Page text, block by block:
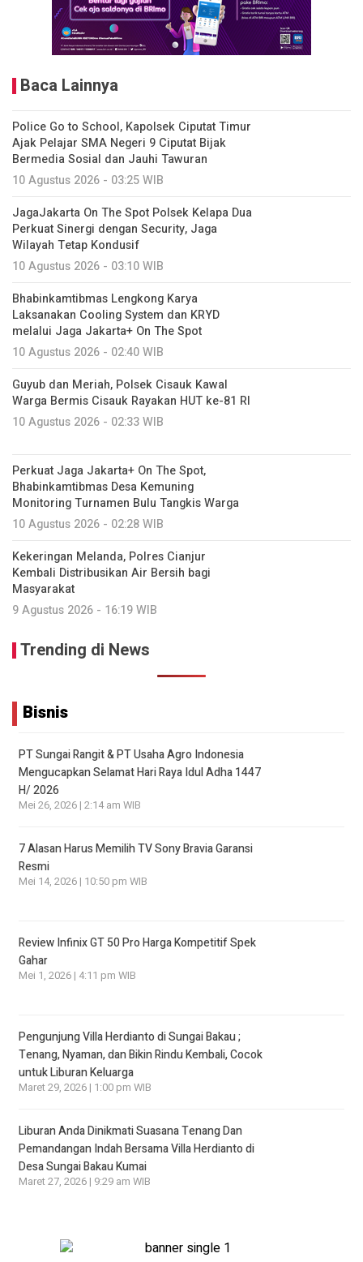
Baca Lainnya
Police Go to School, Kapolsek Ciputat Timur
Ajak Pelajar SMA Negeri 9 Ciputat Bijak
Bermedia Sosial dan Jauhi Tawuran
10 Agustus 2026 - 03:25 WIB
JagaJakarta On The Spot Polsek Kelapa Dua
Perkuat Sinergi dengan Security, Jaga
Wilayah Tetap Kondusif
10 Agustus 2026 - 03:10 WIB
Bhabinkamtibmas Lengkong Karya
Laksanakan Cooling System dan KRYD
melalui Jaga Jakarta+ On The Spot
10 Agustus 2026 - 02:40 WIB
Guyub dan Meriah, Polsek Cisauk Kawal
Warga Bermis Cisauk Rayakan HUT ke-81 RI
10 Agustus 2026 - 02:33 WIB
Perkuat Jaga Jakarta+ On The Spot,
Bhabinkamtibmas Desa Kemuning
Monitoring Turnamen Bulu Tangkis Warga
10 Agustus 2026 - 02:28 WIB
Kekeringan Melanda, Polres Cianjur
Kembali Distribusikan Air Bersih bagi
Masyarakat
9 Agustus 2026 - 16:19 WIB
Trending di News
Bisnis
PT Sungai Rangit & PT Usaha Agro Indonesia
Mengucapkan Selamat Hari Raya Idul Adha 1447
H/ 2026
Mei 26, 2026 | 2:14 am WIB
7 Alasan Harus Memilih TV Sony Bravia Garansi
Resmi
Mei 14, 2026 | 10:50 pm WIB
Review Infinix GT 50 Pro Harga Kompetitif Spek
Gahar
Mei 1, 2026 | 4:11 pm WIB
Pengunjung Villa Herdianto di Sungai Bakau ;
Tenang, Nyaman, dan Bikin Rindu Kembali, Cocok
untuk Liburan Keluarga
Maret 29, 2026 | 1:00 pm WIB
Liburan Anda Dinikmati Suasana Tenang Dan
Pemandangan Indah Bersama Villa Herdianto di
Desa Sungai Bakau Kumai
Maret 27, 2026 | 9:29 am WIB